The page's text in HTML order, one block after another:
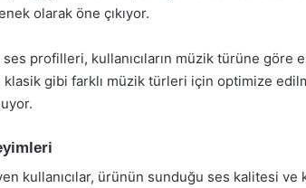
olarak öne çıkıyor.
ses profilleri, kullanıcıların müzik türüne göre
klasik gibi farklı müzik türleri için optimize
kullanıcılar, ürünün sunduğu ses kalitesi ve